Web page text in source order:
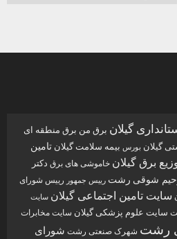
گیلان برق من برق منطقه ای
گیلان بورس بیمه سلامت گیلان تامین
برق گیلان خاموشی های برق دکتر
شوقی رشت رییس جمهور رییس شورای
سایت تامین اجتماعی گیلان سایت
سایت علوم پزشکی گیلان سایت مخابرات
رشت شهرک صنعتی رشت شورای